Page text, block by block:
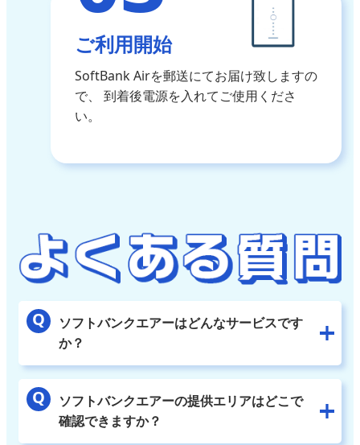
ご利用開始
SoftBank Airを郵送にてお届け致しますの
で、
到着後電源を入れてご使用くださ
い。
ソフトバンクエアーはどんなサービスです
か？
ソフトバンクエアーの提供エリアはどこで
確認できますか？